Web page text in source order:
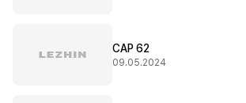
CAP 62
09.05.2024